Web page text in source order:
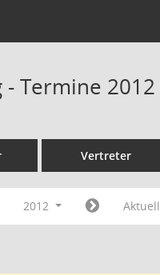
Termine 2012
Vertreter
2012 Aktuell